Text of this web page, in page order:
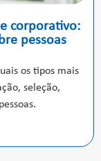
corporativo:
pessoas
os tipos mais
seleção,